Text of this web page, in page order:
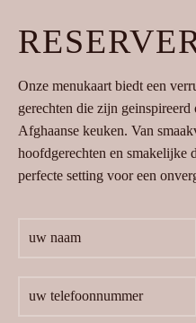
Onze menukaart biedt een
gerechten die zijn
Afghaanse keuken. Van
hoofdgerechten en smakelijke
perfecte setting voor een